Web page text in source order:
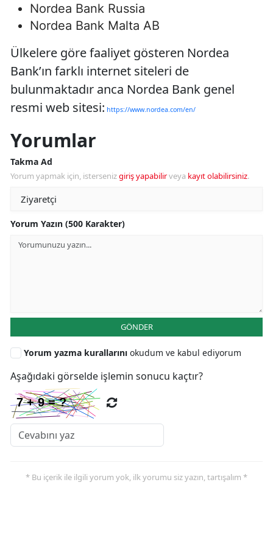
Nordea Bank Russia
Nordea Bank Malta AB
Ülkelere göre faaliyet gösteren Nordea
Bank’ın farklı internet siteleri de
bulunmaktadır anca Nordea Bank genel
resmi web sitesi: https://www.nordea.com/en/
Yorumlar
Takma Ad
Yorum yapmak için, istersenizgiriş yapabilirveya kayıt olabilirsiniz.
Yorum Yazın (500 Karakter)
GÖNDER
Yorum yazma kurallarını okudum ve kabul ediyorum
Aşağıdaki görselde işlemin sonucu kaçtır?
* Bu içerik ile ilgili yorum yok, ilk yorumu siz yazın, tartışalım *